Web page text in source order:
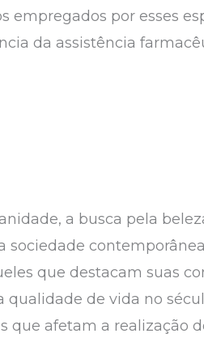
empregados por esses
da assistência
a busca pela
sociedade
que destacam suas
de vida no
que afetam a realização